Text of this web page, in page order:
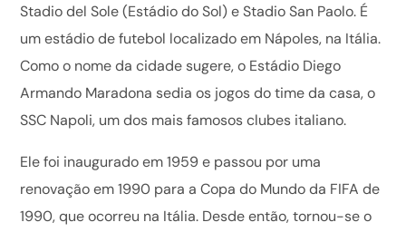
Stadio del Sole (Estádio do Sol) e Stadio San Paolo. É
um estádio de futebol localizado em Nápoles, na Itália.
Como o nome da cidade sugere, o Estádio Diego
Armando Maradona sedia os jogos do time da casa, o
SSC Napoli, um dos mais famosos clubes italiano.
Ele foi inaugurado em 1959 e passou por uma
renovação em 1990 para a Copa do Mundo da FIFA de
1990, que ocorreu na Itália. Desde então, tornou-se o